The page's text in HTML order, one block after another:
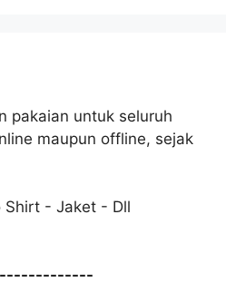
pakaian untuk seluruh
maupun offline, sejak
Shirt - Jaket - Dll